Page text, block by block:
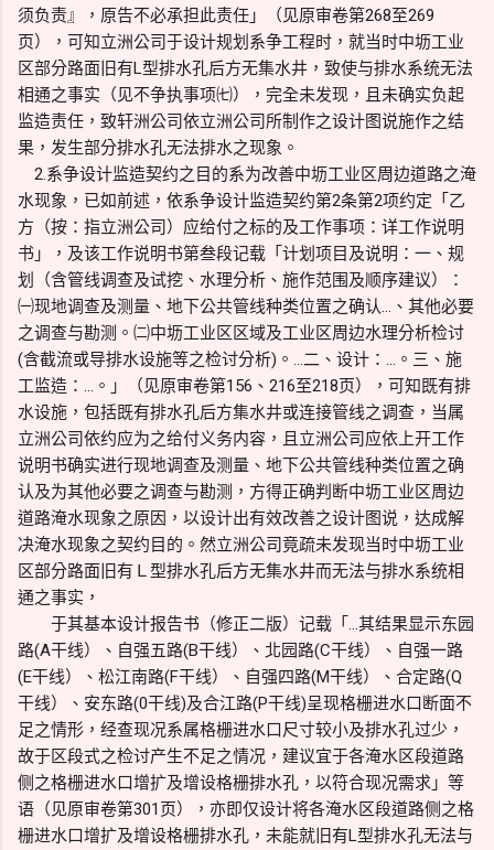
须负责』，原告不必承担此责任」（见原审卷第268至269
页），可知立洲公司于设计规划系争工程时，就当时中坜工业
区部分路面旧有L型排水孔后方无集水井，致使与排水系统无法
相通之事实（见不争执事项㈦），完全未发现，且未确实负起
监造责任，致轩洲公司依立洲公司所制作之设计图说施作之结
果，发生部分排水孔无法排水之现象。
2.系争设计监造契约之目的系为改善中坜工业区周边道路之淹
水现象，已如前述，依系争设计监造契约第2条第2项约定「乙
方（按：指立洲公司）应给付之标的及工作事项：详工作说明
书」，及该工作说明书第叁段记载「计划项目及说明：一、规
划（含管线调查及试挖、水理分析、施作范围及顺序建议）：
㈠现地调查及测量、地下公共管线种类位置之确认…、其他必要
之调查与勘测。㈡中坜工业区区域及工业区周边水理分析检讨
(含截流或导排水设施等之检讨分析)。…二、设计：…。三、施
工监造：…。」（见原审卷第156、216至218页），可知既有排
水设施，包括既有排水孔后方集水井或连接管线之调查，当属
立洲公司依约应为之给付义务内容，且立洲公司应依上开工作
说明书确实进行现地调查及测量、地下公共管线种类位置之确
认及为其他必要之调查与勘测，方得正确判断中坜工业区周边
道路淹水现象之原因，以设计出有效改善之设计图说，达成解
决淹水现象之契约目的。然立洲公司竟疏未发现当时中坜工业
区部分路面旧有Ｌ型排水孔后方无集水井而无法与排水系统相
通之事实，
于其基本设计报告书（修正二版）记载「…其结果显示东园
路(A干线）、自强五路(B干线）、北园路(C干线）、自强一路
(E干线）、松江南路(F干线）、自强四路(M干线）、合定路(Q
干线）、安东路(0干线)及合江路(P干线)呈现格栅进水口断面不
足之情形，经查现况系属格栅进水口尺寸较小及排水孔过少，
故于区段式之检讨产生不足之情况，建议宜于各淹水区段道路
侧之格栅进水口增扩及增设格栅排水孔，以符合现况需求」等
语（见原审卷第301页），亦即仅设计将各淹水区段道路侧之格
栅进水口增扩及增设格栅排水孔，未能就旧有L型排水孔无法与